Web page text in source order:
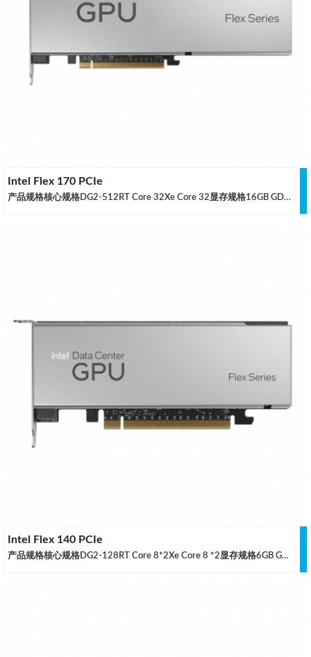
Intel Flex 170 PCIe
产品规格核心规格DG2-512RT Core 32Xe Core 32显存规格16GB GDDR6显存位宽 256 位显存带宽 512 GB/s散热规格MAX 150W TDP标准全高单槽被动式散热输出规格No运算能力半精度性能 33.59 TFLOPS单精度性能 16.79 TFLOPS数据来源：英特尔官网，仅供参考，如有差异请联系调整
Intel Flex 140 PCIe
产品规格核心规格DG2-128RT Core 8*2Xe Core 8 *2显存规格6GB GDDR6 *2显存位宽 96 位 *2显存带宽 186 GB/s *2散热规格MAX 75W TDP标准半高单槽被动式散热输出规格No运算能力半精度性能 7.987 TFLOPS *2单精度性能 3.994 TFLOPS *2数据来源：英特尔官网，仅供参考，如有差异请联系调整